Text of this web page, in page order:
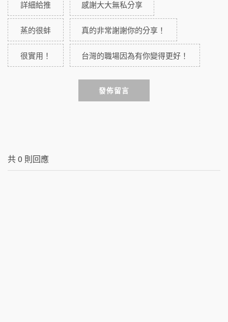
詳細給推 感謝大大無私分享
蒸的很蚌 真的非常謝謝你的分享！
很實用！ 台灣的職場因為有你變得更好！
發佈留言
共0 則回應